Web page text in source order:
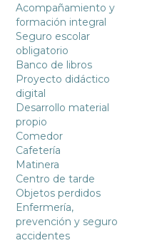
Acompañamiento y
formación integral
Seguro escolar
obligatorio
Banco de libros
Proyecto didáctico
digital
Desarrollo material
propio
Comedor
Cafetería
Matinera
Centro de tarde
Objetos perdidos
Enfermería,
prevención y seguro
accidentes